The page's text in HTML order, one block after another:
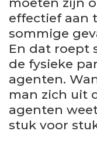
effectief aan
sommige
En dat roept
de fysieke
agenten.
man zich uit
agenten
stuk voor